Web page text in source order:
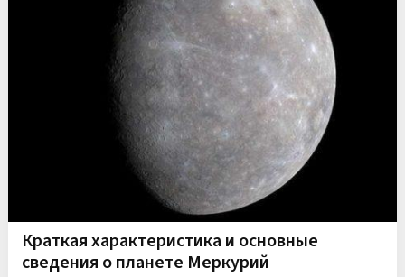
Краткая характеристика и основные
сведения о планете Меркурий